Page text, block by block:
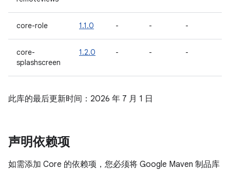
core-role 1.1.0 - - -
core-
splashscreen
1.2.0 - - -
此库的最后更新时间：2026 年 7 月 1 日
声明依赖项
如需添加 Core 的依赖项，您必须将 Google Maven 制品库